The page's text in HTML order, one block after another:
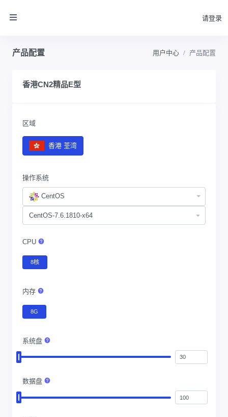
请登录
产品配置 用户中心 产品配置
香港CN2精品E型
区域
香港 荃湾
操作系统
CentOS
CPU
8核
内存
8G
系统盘
数据盘